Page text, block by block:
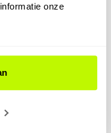
onze
zeggen